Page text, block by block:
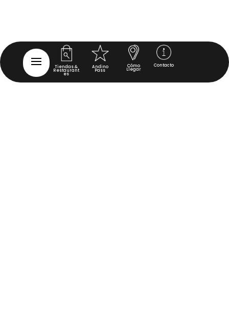
Tiendas &
Restaurant
es
Andino
Pass
Cómo
Llegar
Contacto